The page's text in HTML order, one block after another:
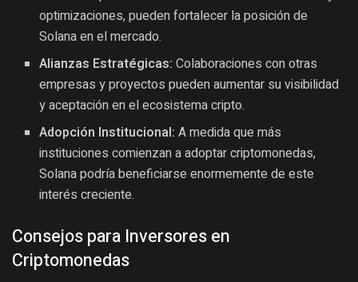
optimizaciones, pueden fortalecer la posición de
Solana en el mercado.
Alianzas Estratégicas: Colaboraciones con otras
empresas y proyectos pueden aumentar su visibilidad
y aceptación en el ecosistema cripto.
Adopción Institucional: A medida que más
instituciones comienzan a adoptar criptomonedas,
Solana podría beneficiarse enormemente de este
interés creciente.
Consejos para Inversores en
Criptomonedas